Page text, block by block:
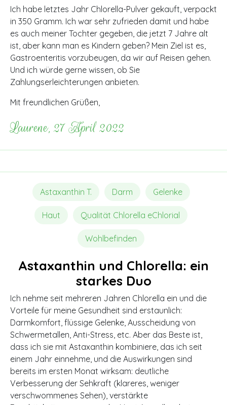
Ich habe letztes Jahr Chlorella-Pulver gekauft, verpackt
in 350 Gramm. Ich war sehr zufrieden damit und habe
es auch meiner Tochter gegeben, die jetzt 7 Jahre alt
ist, aber kann man es Kindern geben? Mein Ziel ist es,
Gastroenteritis vorzubeugen, da wir auf Reisen gehen.
Und ich würde gerne wissen, ob Sie
Zahlungserleichterungen anbieten.
Mit freundlichen Grüßen,
Laurene, 27 April 2022
Astaxanthin T. Darm Gelenke
Haut Qualität Chlorella eChlorial
Wohlbefinden
Astaxanthin und Chlorella: ein
starkes Duo
Ich nehme seit mehreren Jahren Chlorella ein und die
Vorteile für meine Gesundheit sind erstaunlich:
Darmkomfort, flüssige Gelenke, Ausscheidung von
Schwermetallen, Anti-Stress, etc. Aber das Beste ist,
dass ich sie mit Astaxanthin kombiniere, das ich seit
einem Jahr einnehme, und die Auswirkungen sind
bereits im ersten Monat wirksam: deutliche
Verbesserung der Sehkraft (klareres, weniger
verschwommenes Sehen), verstärkte